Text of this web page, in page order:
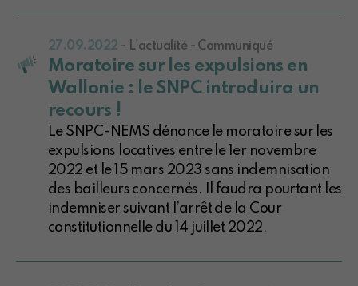
27.09.2022 - L'actualité - Communiqué
Moratoire sur les expulsions en
Wallonie : le SNPC introduira un
recours !
Le SNPC-NEMS dénonce le moratoire sur les
expulsions locatives entre le 1er novembre
2022 et le 15 mars 2023 sans indemnisation
des bailleurs concernés. Il faudra pourtant les
indemniser suivant l’arrêt de la Cour
constitutionnelle du 14 juillet 2022.